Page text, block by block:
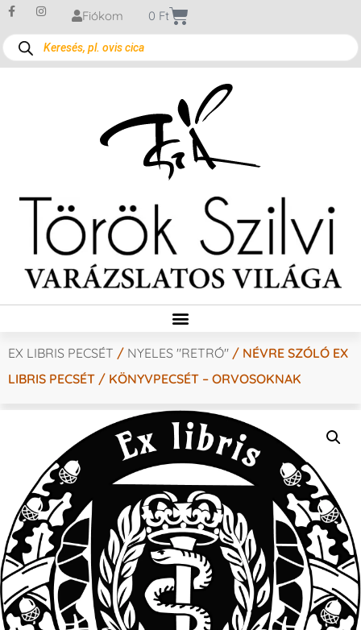
Fiókom 0 Ft
EX LIBRIS PECSÉT / NYELES "RETRÓ" / NÉVRE SZÓLÓ EX
LIBRIS PECSÉT / KÖNYVPECSÉT – ORVOSOKNAK